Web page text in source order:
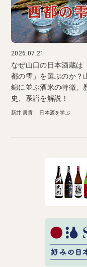
2026.07.21
なぜ山口の日本酒蔵は
都の雫」を選ぶのか？
錦に並ぶ酒米の特徴、
史、系譜を解説！
新井 勇貴 日本酒を学ぶ